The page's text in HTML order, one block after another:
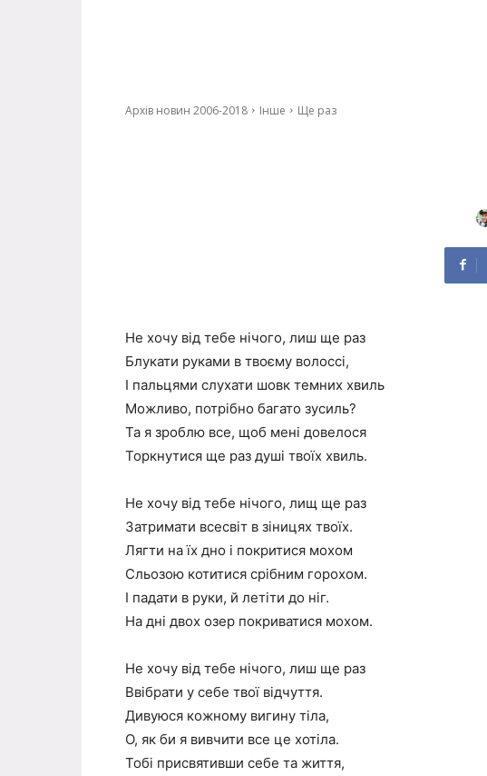
Архів новин 2006-2018 Інше Ще раз
Не хочу від тебе нічого, лиш ще раз
Блукати руками в твоєму волоссі,
І пальцями слухати шовк темних хвиль
Можливо, потрібно багато зусиль?
Та я зроблю все, щоб мені довелося
Торкнутися ще раз душі твоїх хвиль.
Не хочу від тебе нічого, лищ ще раз
Затримати всесвіт в зіницях твоїх.
Лягти на їх дно і покритися мохом
Сльозою котитися срібним горохом.
І падати в руки, й летіти до ніг.
На дні двох озер покриватися мохом.
Не хочу від тебе нічого, лиш ще раз
Ввібрати у себе твої відчуття.
Дивуюся кожному вигину тіла,
О, як би я вивчити все це хотіла.
Тобі присвятивши себе та життя,